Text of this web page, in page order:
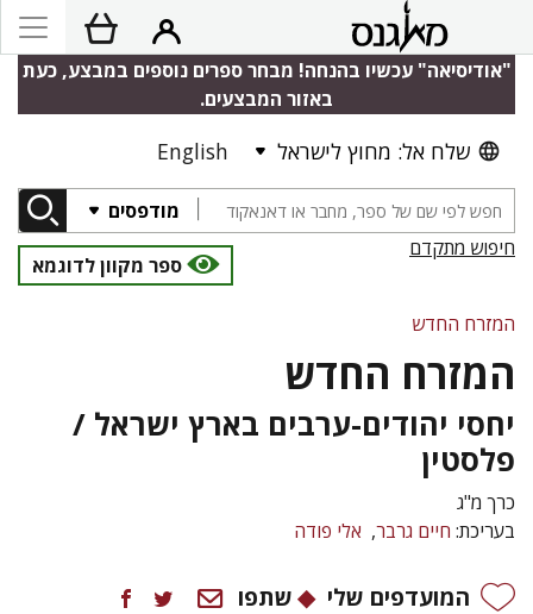
"אודיסיאה" עכשיו בהנחה! מבחר ספרים נוספים במבצע, כעת
באזור המבצעים.
שלח אל: מחוץ לישראל English
מודפסים
חיפוש מתקדם
ספר מקוון לדוגמא
המזרח החדש
המזרח החדש
יחסי יהודים-ערבים בארץ ישראל /
פלסטין
כרך מ"ג
בעריכת: חיים גרבר אלי פודה
המועדפים שלי שתפו